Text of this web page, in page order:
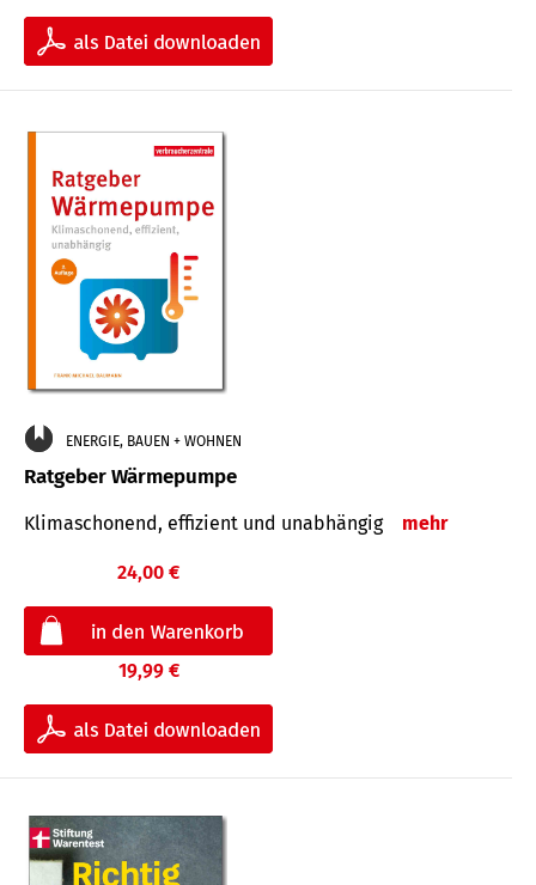
ENERGIE, BAUEN + WOHNEN
Ratgeber Wärmepumpe
Klimaschonend, effizient und unabhängig mehr
24,00 €
19,99 €